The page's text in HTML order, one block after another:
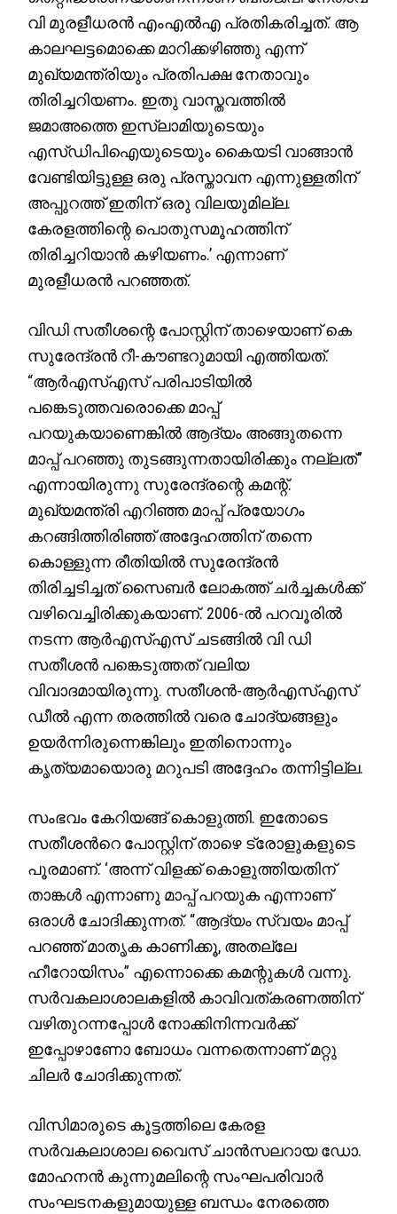
വി മുരളീധരൻ എംഎൽഎ പ്രതികരിച്ചത്. ആ
കാലഘട്ടമൊക്കെ മാറിക്കഴിഞ്ഞു എന്ന്
മുഖ്യമന്ത്രിയും പ്രതിപക്ഷ നേതാവും
തിരിച്ചറിയണം. ഇതു വാസ്തവത്തിൽ
ജമാഅത്തെ ഇസ്ലാമിയുടെയും
എസ്ഡിപിഐയുടെയും കൈയടി വാങ്ങാൻ
വേണ്ടിയിട്ടുള്ള ഒരു പ്രസ്താവന എന്നുള്ളതിന്
അപ്പുറത്ത് ഇതിന് ഒരു വിലയുമില്ല.
കേരളത്തിന്റെ പൊതുസമൂഹത്തിന്
തിരിച്ചറിയാൻ കഴിയണം.’ എന്നാണ്
മുരളീധരൻ പറഞ്ഞത്.
വിഡി സതീശന്റെ പോസ്റ്റിന് താഴെയാണ് കെ
സുരേന്ദ്രൻ റീ-കൗണ്ടറുമായി എത്തിയത്.
“ആർഎസ്‌എസ്‌ പരിപാടിയിൽ
പങ്കെടുത്തവരൊക്കെ മാപ്പ്
പറയുകയാണെങ്കിൽ ആദ്യം അങ്ങുതന്നെ
മാപ്പ് പറഞ്ഞു തുടങ്ങുന്നതായിരിക്കും നല്ലത്”
എന്നായിരുന്നു സുരേന്ദ്രന്റെ കമന്റ്.
മുഖ്യമന്ത്രി എറിഞ്ഞ മാപ്പ് പ്രയോഗം
കറങ്ങിത്തിരിഞ്ഞ് അദ്ദേഹത്തിന് തന്നെ
കൊള്ളുന്ന രീതിയിൽ സുരേന്ദ്രൻ
തിരിച്ചടിച്ചത് സൈബർ ലോകത്ത് ചർച്ചകൾക്ക്
വഴിവെച്ചിരിക്കുകയാണ്. 2006-ൽ പറവൂരിൽ
നടന്ന ആർഎസ്‌എസ്‌ ചടങ്ങിൽ വി ഡി
സതീശൻ പങ്കെടുത്തത് വലിയ
വിവാദമായിരുന്നു. സതീശൻ-ആർഎസ്എസ്
ഡീൽ എന്ന തരത്തിൽ വരെ ചോദ്യങ്ങളും
ഉയർന്നിരുന്നെങ്കിലും ഇതിനൊന്നും
കൃത്യമായൊരു മറുപടി അദ്ദേഹം തന്നിട്ടില്ല.
സംഭവം കേറിയങ്ങ് കൊളുത്തി. ഇതോടെ
സതീശൻറെ പോസ്റ്റിന് താഴെ ട്രോളുകളുടെ
പൂരമാണ്. ‘അന്ന് വിളക്ക് കൊളുത്തിയതിന്
താങ്കൾ എന്നാണു മാപ്പ് പറയുക എന്നാണ്
ഒരാൾ ചോദിക്കുന്നത്. “ആദ്യം സ്വയം മാപ്പ്
പറഞ്ഞ് മാതൃക കാണിക്കൂ, അതല്ലേ
ഹീറോയിസം” എന്നൊക്കെ കമന്റുകൾ വന്നു.
സർവകലാശാലകളിൽ കാവിവത്കരണത്തിന്
വഴിതുറന്നപ്പോൾ നോക്കിനിന്നവർക്ക്
ഇപ്പോഴാണോ ബോധം വന്നതെന്നാണ് മറ്റു
ചിലർ ചോദിക്കുന്നത്.
വിസിമാരുടെ കൂട്ടത്തിലെ കേരള
സർവകലാശാല വൈസ് ചാൻസലറായ ഡോ.
മോഹനൻ കുന്നുമലിന്റെ സംഘപരിവാർ
സംഘടനകളുമായുള്ള ബന്ധം നേരത്തെ